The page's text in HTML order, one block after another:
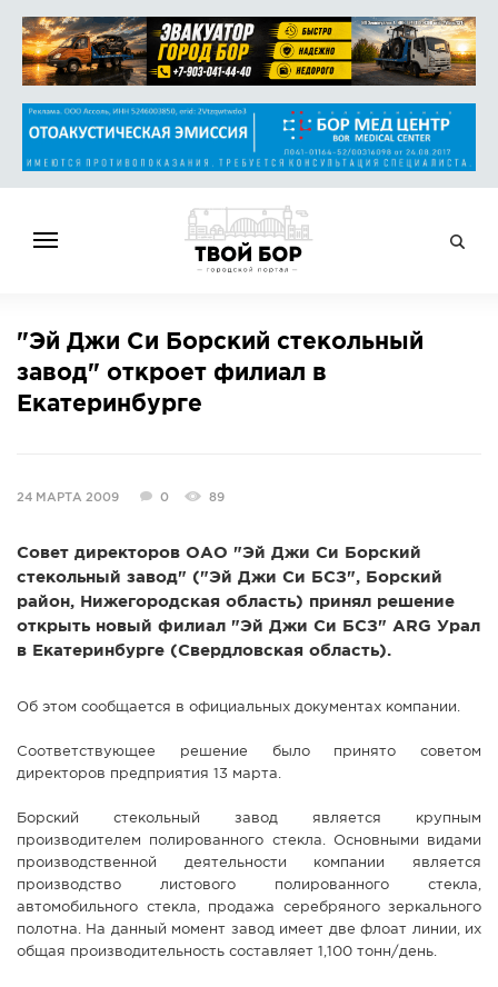
НОВОСТИ
СПРАВОЧНИК
ОБЪЯВЛЕНИЯ
АФИША
КАМЕРЫ
КОНКУРСЫ
СТАТЬИ
ПРЕДЛОЖИТЬ НОВОСТЬ
"Эй Джи Си Борский стекольный
завод" откроет филиал в
Екатеринбурге
24 МАРТА 2009 0 89
Совет директоров ОАО "Эй Джи Си Борский
стекольный завод" ("Эй Джи Си БСЗ", Борский
район, Нижегородская область) принял решение
открыть новый филиал "Эй Джи Си БСЗ" ARG Урал
в Екатеринбурге (Свердловская область).
Об этом сообщается в официальных документах компании.
Соответствующее решение было принято советом
директоров предприятия 13 марта.
Борский стекольный завод является крупным
производителем полированного стекла. Основными видами
производственной деятельности компании является
производство листового полированного стекла,
автомобильного стекла, продажа серебряного зеркального
полотна. На данный момент завод имеет две флоат линии, их
общая производительность составляет 1,100 тонн/день.